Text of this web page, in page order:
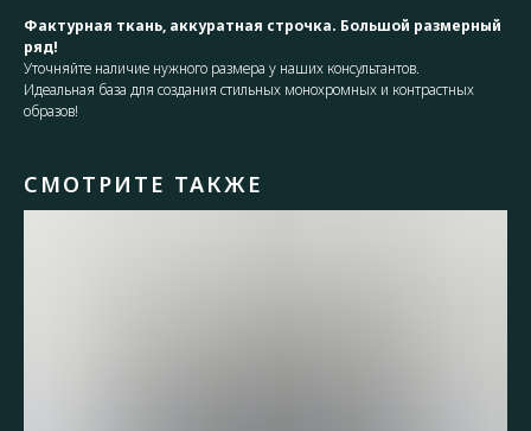
Фактурная ткань, аккуратная строчка. Большой размерный
ряд!
Уточняйте наличие нужного размера у наших консультантов.
Идеальная база для создания стильных монохромных и контрастных
образов!
СМОТРИТЕ ТАКЖЕ